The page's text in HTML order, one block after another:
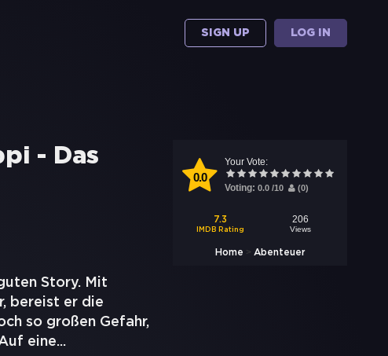
SIGN UP LOG IN
0.0
Your Vote:
Voting: 0.0 /10 (0)
7.3
IMDB Rating
206
Views
Home > Abenteuer
- Das
Story. Mit
bereist er die
so großen Gefahr,
eine...